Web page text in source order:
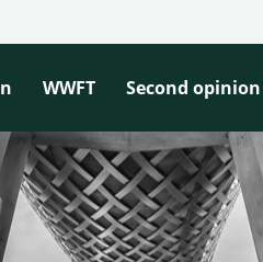
WWFT Second opinion